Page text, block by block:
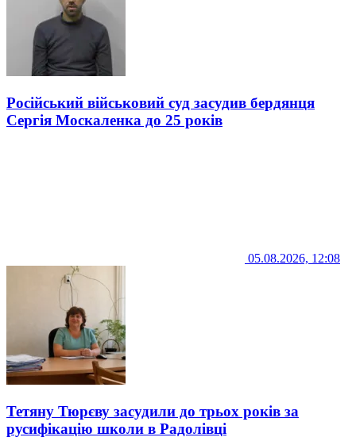
Російський військовий суд засудив бердянця
Сергія Москаленка до 25 років
05.08.2026, 12:08
Тетяну Тюрєву засудили до трьох років за
русифікацію школи в Радолівці